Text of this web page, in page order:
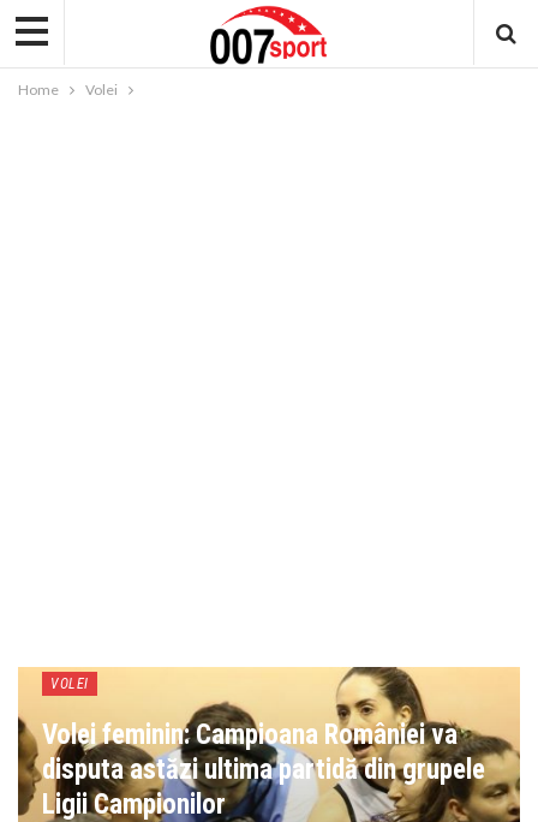
Home Volei
VOLEI
Volei feminin: Campioana României va
disputa astăzi ultima partidă din grupele
Ligii Campionilor